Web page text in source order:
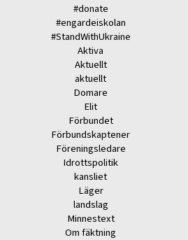
#donate
#engardeiskolan
#StandWithUkraine
Aktiva
Aktuellt
aktuellt
Domare
Elit
Förbundet
Förbundskaptener
Föreningsledare
Idrottspolitik
kansliet
Läger
landslag
Minnestext
Om fäktning